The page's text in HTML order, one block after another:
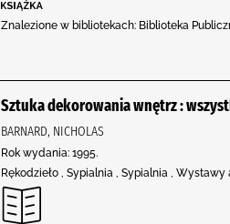
Znalezione w bibliotekach: Biblioteka
Sztuka dekorowania wnętrz :
BARNARD, NICHOLAS
Rok wydania: 1995.
Rękodzieło , Sypialnia , Sypialnia ,